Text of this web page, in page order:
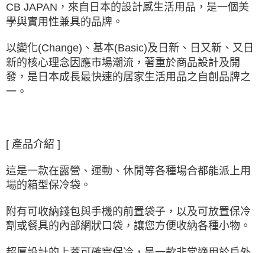
CB JAPAN，來自日本的設計感生活用品，是一個美
學與實用性兼具的品牌。
以變化(Change)、基本(Basic)及日新、日又新、又日
新的核心理念因應市場潮流，著重於商品設計及開
發，是日本成長最快速的居家生活用品之自創品牌之
一。
[ 產品介紹 ]
這是一款在露營、運動、休閒等各種場合都能派上用
場的箱型保冷袋。
附有可收納錢包與手機的前置袋子，以及可放置保冷
劑或餐具的內部網狀口袋，讓您方便收納各種小物。